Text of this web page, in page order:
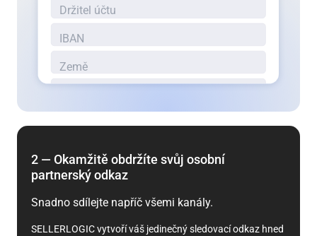
Držitel účtu
IBAN
Země
2 — Okamžitě obdržíte svůj osobní
partnerský odkaz
Snadno sdílejte napříč všemi kanály.
SELLERLOGIC vytvoří váš jedinečný sledovací odkaz hned